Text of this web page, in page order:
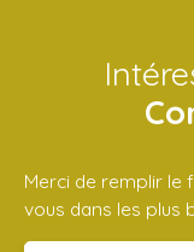
Merci de remplir le
vous dans les plus